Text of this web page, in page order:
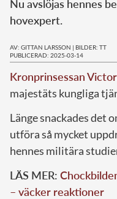
Nu avslöjas hennes
hovexpert.
AV: GITTAN LARSSON | BILDER: TT
PUBLICERAD: 2025-03-14
Kronprinsessan
majestäts kungliga
Länge snackades det
utföra så mycket
hennes militära
LÄS MER:
– väcker reaktioner